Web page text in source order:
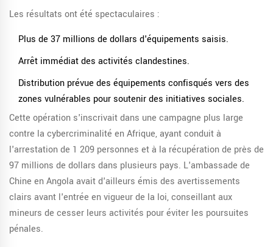
Les résultats ont été spectaculaires :
Plus de 37 millions de dollars d'équipements saisis.
Arrêt immédiat des activités clandestines.
Distribution prévue des équipements confisqués vers des
zones vulnérables pour soutenir des initiatives sociales.
Cette opération s'inscrivait dans une campagne plus large
contre la cybercriminalité en Afrique, ayant conduit à
l'arrestation de 1 209 personnes et à la récupération de près de
97 millions de dollars dans plusieurs pays. L'ambassade de
Chine en Angola avait d'ailleurs émis des avertissements
clairs avant l'entrée en vigueur de la loi, conseillant aux
mineurs de cesser leurs activités pour éviter les poursuites
pénales.